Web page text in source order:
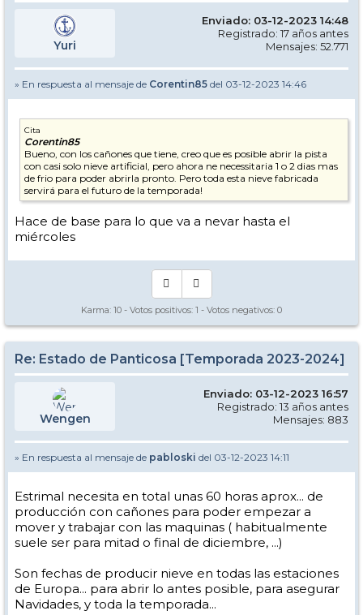
Yuri
Enviado: 03-12-2023 14:48
Registrado: 17 años antes
Mensajes: 52.771
» En respuesta al mensaje de Corentin85 del 03-12-2023 14:46
Cita
Corentin85
Bueno, con los cañones que tiene, creo que es posible abrir la pista
con casi solo nieve artificial, pero ahora ne necessitaria 1 o 2 dias mas
de frio para poder abrirla pronto. Pero toda esta nieve fabricada
servirá para el futuro de la temporada!
Hace de base para lo que va a nevar hasta el
miércoles
Karma: 10 - Votos positivos: 1 - Votos negativos: 0
Re: Estado de Panticosa [Temporada 2023-2024]
Wengen
Enviado: 03-12-2023 16:57
Registrado: 13 años antes
Mensajes: 883
» En respuesta al mensaje de pabloski del 03-12-2023 14:11
Estrimal necesita en total unas 60 horas aprox... de
producción con cañones para poder empezar a
mover y trabajar con las maquinas ( habitualmente
suele ser para mitad o final de diciembre, ...)
Son fechas de producir nieve en todas las estaciones
de Europa... para abrir lo antes posible, para asegurar
Navidades, y toda la temporada...